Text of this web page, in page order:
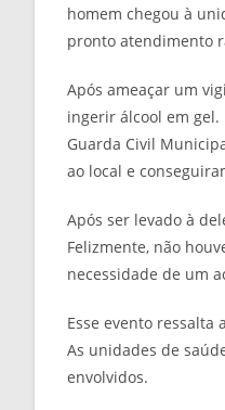
homem chegou à
pronto atendimento
Após ameaçar um
ingerir álcool em gel.
Guarda Civil
ao local e
Após ser levado à
Felizmente, não
necessidade de um
Esse evento ressalta
As unidades de
envolvidos.